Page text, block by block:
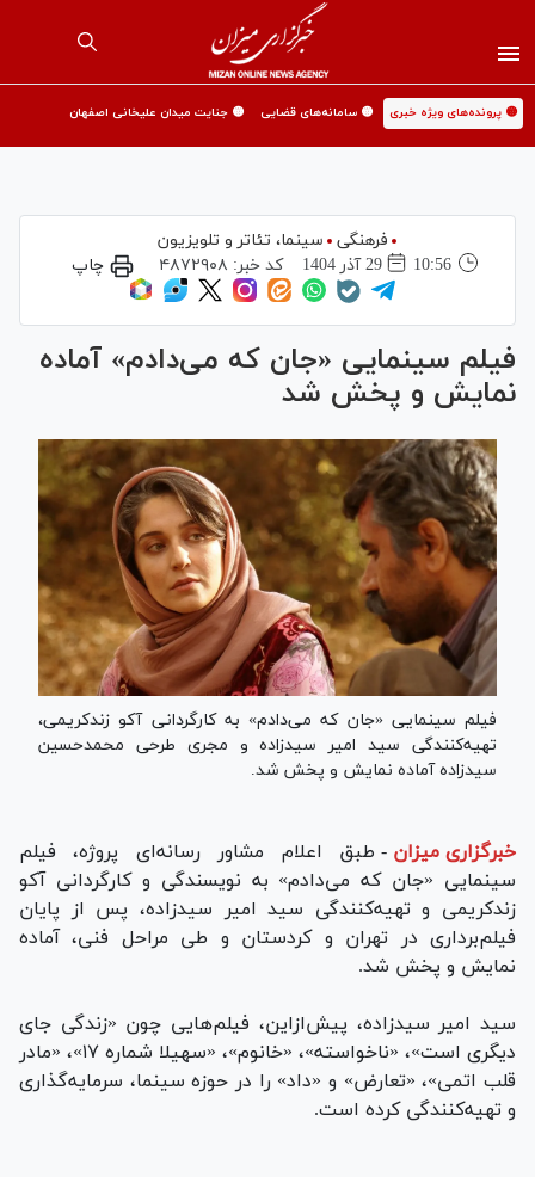
🟡 پرونده‌های ویژه خبری 🟡 سامانه‌های قضایی 🟡 جنایت میدان علیخانی اصفهان
فرهنگی
سینما،‌ تئاتر و تلویزیون
10:56
29 آذر 1404 کد خبر: ۴۸۷۲۹۰۸ چاپ
فیلم سینمایی «جان که می‌دادم» آماده
نمایش و پخش شد
فیلم سینمایی «جان که می‌دادم» به کارگردانی آکو زندکریمی،
تهیه‌کنندگی سید امیر سیدزاده و مجری طرحی محمدحسین
سیدزاده آماده نمایش و پخش شد.
خبرگزاری میزان - طبق اعلام مشاور رسانه‌ای پروژه، فیلم
سینمایی «جان که می‌دادم» به نویسندگی و کارگردانی آکو
زندکریمی و تهیه‌کنندگی سید امیر سیدزاده، پس از پایان
فیلم‌برداری در تهران و کردستان و طی مراحل فنی، آماده
نمایش و پخش شد.
سید امیر سیدزاده، پیش‌ازاین، فیلم‌هایی چون «زندگی جای
دیگری است»، «ناخواسته»، «خانوم»، «سهیلا شماره ۱۷»، «مادر
قلب اتمی»، «تعارض» و «داد» را در حوزه سینما، سرمایه‌گذاری
و تهیه‌کنندگی کرده است.